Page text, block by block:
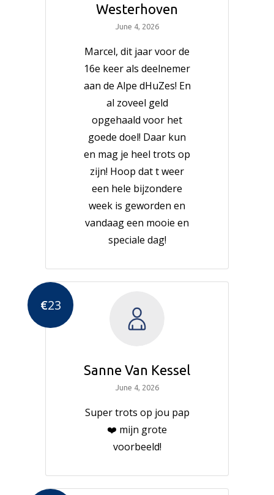
Westerhoven
June 4, 2026
Marcel, dit jaar voor de
16e keer als deelnemer
aan de Alpe dHuZes! En
al zoveel geld
opgehaald voor het
goede doel! Daar kun
en mag je heel trots op
zijn! Hoop dat t weer
een hele bijzondere
week is geworden en
vandaag een mooie en
speciale dag!
€23
Sanne Van Kessel
June 4, 2026
Super trots op jou pap
❤️ mijn grote
voorbeeld!